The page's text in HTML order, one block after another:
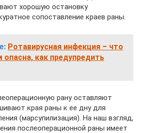
хорошую остановку
сопоставление краев раны.
Ротавирусная инфекция – что
опасна, как предупредить
рану оставляют
края раны к ее дну для
(марсупилизация). На наш взгляд,
послеоперационной раны имеет